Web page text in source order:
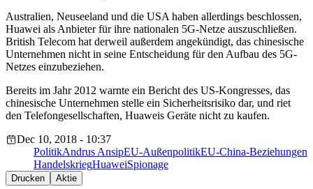
Australien, Neuseeland und die USA haben allerdings beschlossen,
Huawei als Anbieter für ihre nationalen 5G-Netze auszuschließen.
British Telecom hat derweil außerdem angekündigt, das chinesische
Unternehmen nicht in seine Entscheidung für den Aufbau des 5G-
Netzes einzubeziehen.
Bereits im Jahr 2012 warnte ein Bericht des US-Kongresses, das
chinesische Unternehmen stelle ein Sicherheitsrisiko dar, und riet
den Telefongesellschaften, Huaweis Geräte nicht zu kaufen.
Dec 10, 2018 - 10:37
PolitikAndrus AnsipEU-AußenpolitikEU-China-Beziehungen
HandelskriegHuaweiSpionage
Drucken Aktie